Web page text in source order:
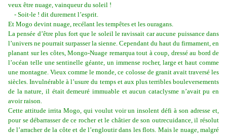
veux être nuage, vainqueur du soleil !
- Soit-le ! dit durement l’esprit.
Et Mogo devint nuage, recélant les tempêtes et les ouragans.
La pensée d’être plus fort que le soleil le ravissait car aucune puissance dans
l’univers ne pourrait surpasser la sienne. Cependant du haut du firmament, en
planant sur les côtes, Mongo-Nuage remarqua tout à coup, dressé au bord de
l’océan telle une sentinelle géante, un immense rocher, large et haut comme
une montagne. Vieux comme le monde, ce colosse de granit avait traversé les
siècles. Invulnérable à l’usure du temps et aux plus terribles bouleversements
de la nature, il était demeuré immuable et aucun cataclysme n’avait pu en
avoir raison.
Cette attitude irrita Mogo, qui voulut voir un insolent défi à son adresse et,
pour se débarrasser de ce rocher et le châtier de son outrecuidance, il résolut
de l’arracher de la côte et de l’engloutir dans les flots. Mais le nuage, malgré